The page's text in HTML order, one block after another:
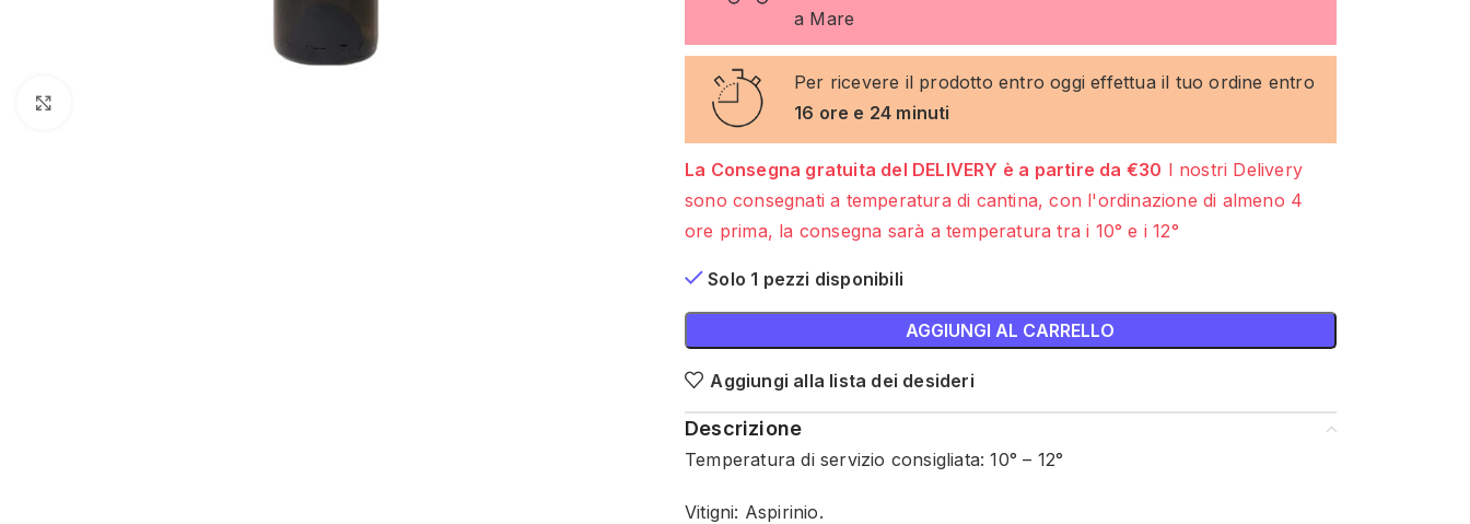
a Mare
Per ricevere il prodotto entro oggi effettua il tuo ordine entro
16 ore e 24 minuti
La Consegna gratuita del DELIVERY è a partire da €30 I nostri Delivery
sono consegnati a temperatura di cantina, con l'ordinazione di almeno 4
ore prima, la consegna sarà a temperatura tra i 10° e i 12°
Solo 1 pezzi disponibili
AGGIUNGI AL CARRELLO
Aggiungi alla lista dei desideri
Descrizione
Temperatura di servizio consigliata: 10° – 12°
Vitigni: Aspirinio.